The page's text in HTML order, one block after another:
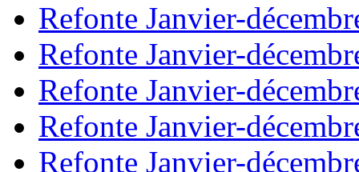
Refonte Janvier-
Refonte Janvier-
Refonte Janvier-
Refonte Janvier-
Refonte Janvier-